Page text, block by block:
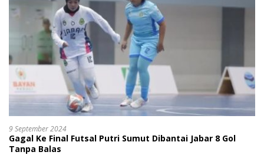
9 September 2024
Gagal Ke Final Futsal Putri Sumut Dibantai Jabar 8 Gol
Tanpa Balas